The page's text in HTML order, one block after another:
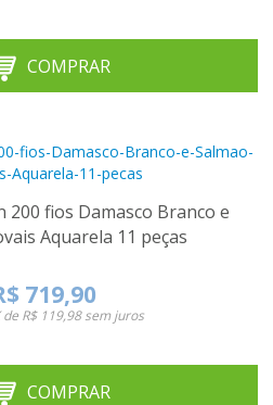
COMPRAR
200 fios Damasco Branco e
Aquarela 11 peças
719,90
de R$ 119,98sem juros
COMPRAR